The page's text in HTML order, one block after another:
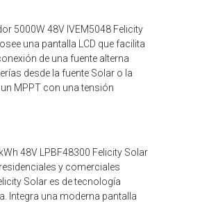
5000W 48V IVEM5048 Felicity
una pantalla LCD que facilita
de una fuente alterna
desde la fuente Solar o la
MPPT con una tensión
48V LPBF48300 Felicity Solar
y comerciales
Solar es de tecnología
Integra una moderna pantalla